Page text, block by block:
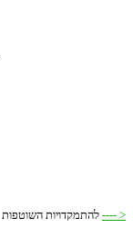
תופטושה תויודקמתהל ---- >